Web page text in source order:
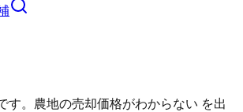
す。農地の売却価格がわからない を出